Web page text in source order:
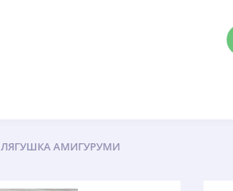
ЛЯГУШКА АМИГУРУМИ